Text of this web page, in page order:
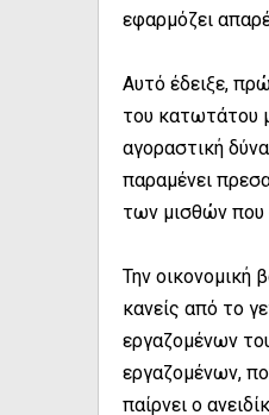
εφαρμόζει
Αυτό έδειξε,
του κατωτάτου
αγοραστική
παραμένει
των μισθών που
Την οικονομική
κανείς από το
εργαζομένων
εργαζομένων,
παίρνει ο